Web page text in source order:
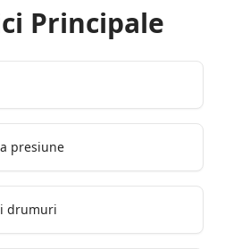
Principale
presiune
drumuri